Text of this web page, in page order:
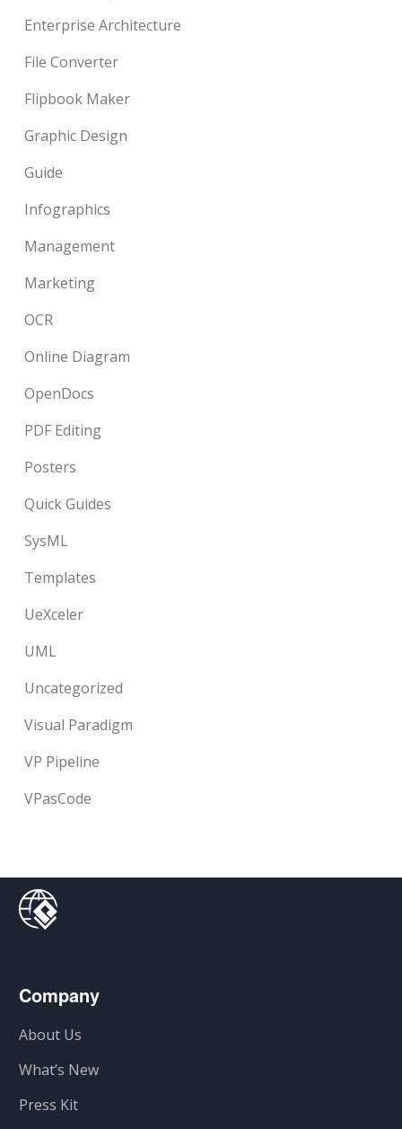
Enterprise Architecture
File Converter
Flipbook Maker
Graphic Design
Guide
Infographics
Management
Marketing
OCR
Online Diagram
OpenDocs
PDF Editing
Posters
Quick Guides
SysML
Templates
UeXceler
UML
Uncategorized
Visual Paradigm
VP Pipeline
VPasCode
Company
About Us
What’s New
Press Kit